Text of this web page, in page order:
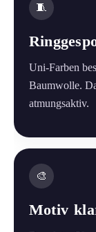
🧵
Uni-Farben
Baumwolle.
atmungsaktiv.
🎨
Motiv